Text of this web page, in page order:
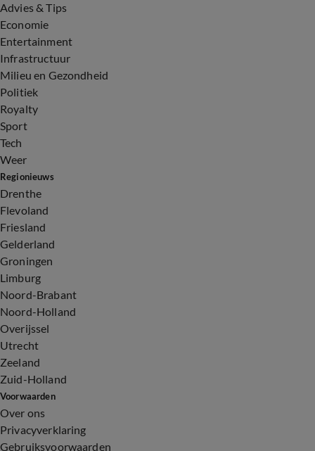
Advies & Tips
Economie
Entertainment
Infrastructuur
Milieu en Gezondheid
Politiek
Royalty
Sport
Tech
Weer
Regionieuws
Drenthe
Flevoland
Friesland
Gelderland
Groningen
Limburg
Noord-Brabant
Noord-Holland
Overijssel
Utrecht
Zeeland
Zuid-Holland
Voorwaarden
Over ons
Privacyverklaring
Gebruiksvoorwaarden